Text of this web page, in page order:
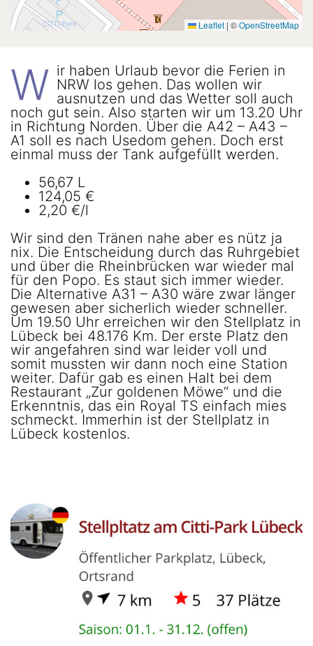
Leaflet | ©OpenStreetMap
W ir haben Urlaub bevor die Ferien in
NRW los gehen. Das wollen wir
ausnutzen und das Wetter soll auch
noch gut sein. Also starten wir um 13.20 Uhr
in Richtung Norden. Über die A42 – A43 –
A1 soll es nach Usedom gehen. Doch erst
einmal muss der Tank aufgefüllt werden.
56,67 L
124,05 €
2,20 €/l
Wir sind den Tränen nahe aber es nütz ja
nix. Die Entscheidung durch das Ruhrgebiet
und über die Rheinbrücken war wieder mal
für den Popo. Es staut sich immer wieder.
Die Alternative A31 – A30 wäre zwar länger
gewesen aber sicherlich wieder schneller.
Um 19.50 Uhr erreichen wir den Stellplatz in
Lübeck bei 48.176 Km. Der erste Platz den
wir angefahren sind war leider voll und
somit mussten wir dann noch eine Station
weiter. Dafür gab es einen Halt bei dem
Restaurant „Zur goldenen Möwe“ und die
Erkenntnis, das ein Royal TS einfach mies
schmeckt. Immerhin ist der Stellplatz in
Lübeck kostenlos.